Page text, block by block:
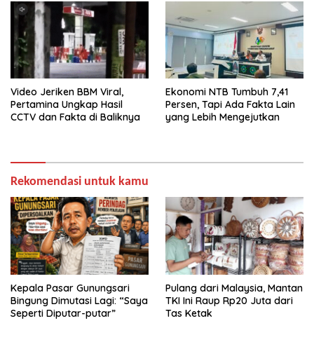
Video Jeriken BBM Viral,
Pertamina Ungkap Hasil
CCTV dan Fakta di Baliknya
Ekonomi NTB Tumbuh 7,41
Persen, Tapi Ada Fakta Lain
yang Lebih Mengejutkan
Rekomendasi untuk kamu
Kepala Pasar Gunungsari
Bingung Dimutasi Lagi: “Saya
Seperti Diputar-putar”
Pulang dari Malaysia, Mantan
TKI Ini Raup Rp20 Juta dari
Tas Ketak